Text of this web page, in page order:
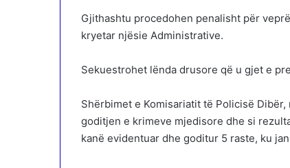
Gjithashtu procedohen penalisht për
kryetar njësie Administrative.
Sekuestrohet lënda drusore që u gjet e
Shërbimet e Komisariatit të Policisë
goditjen e krimeve mjedisore dhe si
kanë evidentuar dhe goditur 5 raste, ku